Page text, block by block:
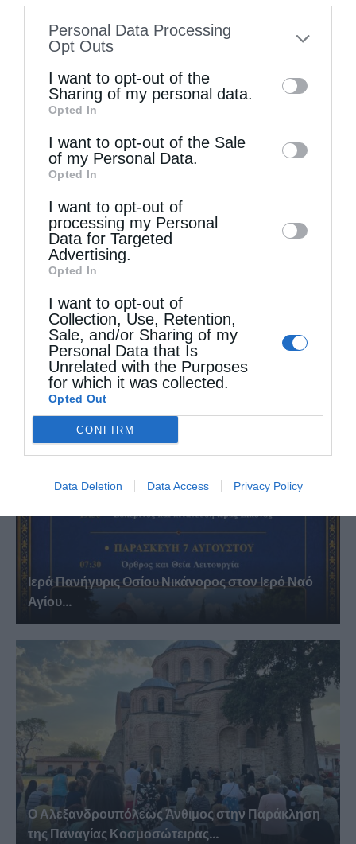
to your opt-out. You may separately opt-out
information by third parties on the IAB’s list
of downstream participants. This
information may also be disclosed by us to
third parties on theIAB’s List of
Downstream Participants
disclose it to other third parties.
Personal Data Processing
Opt Outs
I want to opt-out of the
Sharing of my personal data.
Opted In
I want to opt-out of the Sale
of my Personal Data.
Opted In
I want to opt-out of
processing my Personal
Data for Targeted
Advertising.
Opted In
I want to opt-out of
Collection, Use, Retention,
Sale, and/or Sharing of my
Personal Data that Is
Unrelated with the Purposes
for which it was collected.
Opted Out
CONFIRM
Data Deletion Data Access Privacy Policy
Θεία Λειτουργία στην Παναγιά Πεδιάδος
Θεία Λειτουργία στο Μασταμπά Ηρακλείου
Πανηγυρίζει το Ιερό Ναΐδριο Μεταμορφώσεως του
Σωτήρος Ατραπού...
Ιερά Πανήγυρις Οσίου Νικάνορος στον Ιερό Ναό
Αγίου...
Ο Αλεξανδρουπόλεως Άνθιμος στην Παράκληση
της Παναγίας Κοσμοσώτειρας...